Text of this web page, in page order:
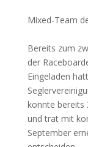
Mixed-Team
Bereits zum
der
Eingeladen
konnte bereits
und trat mit
September